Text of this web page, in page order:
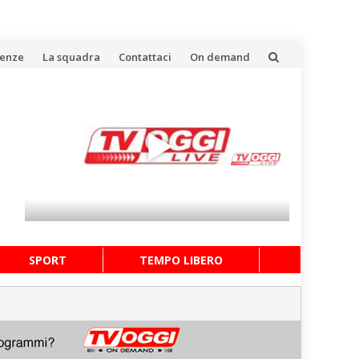
La squadra Contattaci On demand
SPORT TEMPO LIBERO